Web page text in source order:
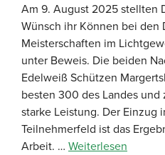
Am 9. August 2025 stellten
Wünsch ihr Können bei den
Meisterschaften im
unter Beweis. Die beiden
Edelweiß Schützen
besten 300 des Landes
starke Leistung. Der Einzug
Teilnehmerfeld ist das
Arbeit. … Weiterlesen